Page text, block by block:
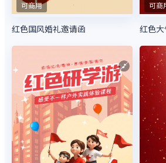
可商用
红色国风婚礼邀请函
可商
红色